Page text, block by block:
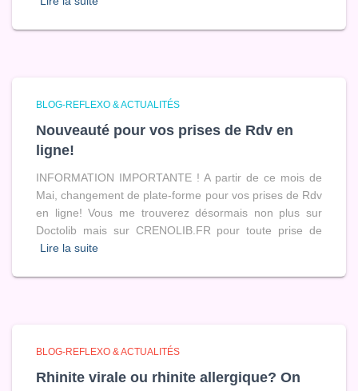
BLOG-REFLEXO & ACTUALITÉS
Nouveauté pour vos prises de Rdv en
ligne!
INFORMATION IMPORTANTE ! A partir de ce mois de
Mai, changement de plate-forme pour vos prises de Rdv
en ligne! Vous me trouverez désormais non plus sur
Doctolib mais sur CRENOLIB.FR pour toute prise de
Lire la suite
BLOG-REFLEXO & ACTUALITÉS
Rhinite virale ou rhinite allergique? On